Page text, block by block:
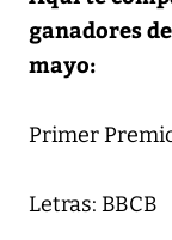
ganadores
mayo:
Primer
Letras: BBCB